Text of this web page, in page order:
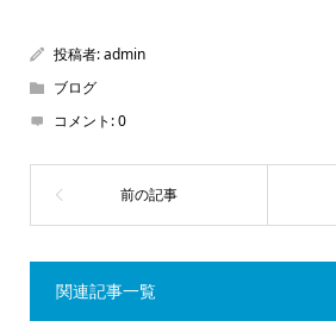
投稿者:admin
ブログ
コメント:0
関連記事一覧